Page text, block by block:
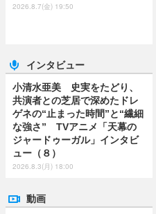
2026.8.7(金) 19:50
インタビュー
小清水亜美 史実をたどり、
共演者との芝居で深めたドレ
ゲネの“止まった時間”と“繊細
な強さ” TVアニメ「天幕の
ジャードゥーガル」インタビ
ュー（８）
2026.8.3(月) 18:00
動画